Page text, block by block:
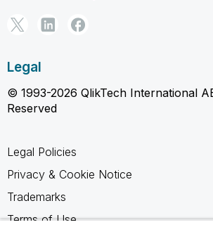
Legal
© 1993-2026 QlikTech International
Reserved
Legal Policies
Privacy & Cookie Notice
Trademarks
Terms of Use